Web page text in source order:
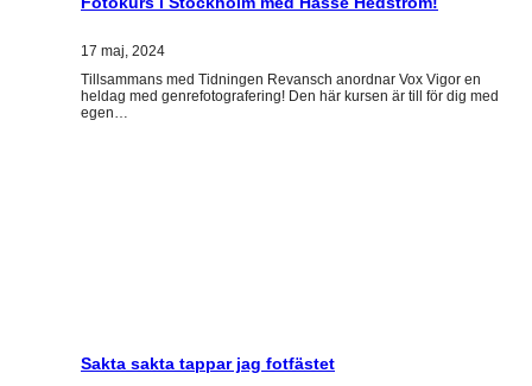
17 maj, 2024
Tillsammans med Tidningen Revansch anordnar Vox Vigor en
heldag med genrefotografering! Den här kursen är till för dig med
egen…
Sakta sakta tappar jag fotfästet